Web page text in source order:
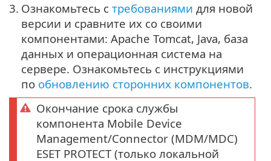
3. Ознакомьтесь с требованиями для новой
версии и сравните их со своими
компонентами: Apache Tomcat, Java, база
данных и операционная система на
сервере. Ознакомьтесь с инструкциями
по обновлению сторонних компонентов.
Окончание срока службы
компонента Mobile Device
Management/Connector (MDM/MDC)
ESET PROTECT (только локальной